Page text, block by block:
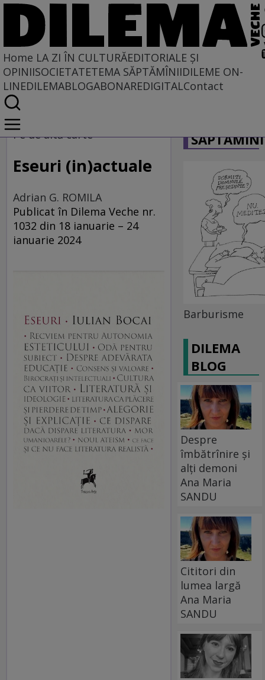
Home LA ZI ÎN CULTURĂEDITORIALE ȘI
OPINIISOCIETATETEMA SĂPTĂMÎNIIDILEME ON-
LINEDILEMABLOGABONAREDIGITALContact
Home
La zi în cultură
Pe de altă carte
Eseuri (in)actuale
Adrian G. ROMILA
Publicat în Dilema Veche nr.
1032 din 18 ianuarie – 24
ianuarie 2024
Barburisme
DILEMA
BLOG
Despre
îmbătrînire și
alți demoni
Ana Maria
SANDU
Cititori din
lumea largă
Ana Maria
SANDU